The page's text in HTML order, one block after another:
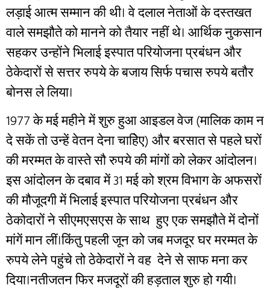
लड़ाई आत्म सम्मान की थी। वे दलाल नेताओं के दस्तखत
वाले समझौते को मानने को तैयार नहीं थे। आर्थिक नुकसान
सहकर उन्होंने भिलाई इस्पात परियोजना प्रबंधन और
ठेकेदारों से सत्तर रुपये के बजाय सिर्फ पचास रुपये बतौर
बोनस ले लिया।
1977 के मई महीने में शुरु हुआ आइडल वेज (मालिक काम न
दे सकें तो उन्हें वेतन देना चाहिेए) और बरसात से पहले घरों
की मरम्मत के वास्ते सौ रुपये की मांगों को लेकर आंदोलन।
इस आंदोलन के दबाव में 31 मई को श्रम विभाग के अफसरों
की मौजूदगी में भिलाई इस्पात परियोजना प्रबंधन और
ठेकोदारों ने सीएमएसएस के साथ हुए एक समझौते में दोनों
मांगें मान लीं।किंतु पहली जून को जब मजदूर घर मरम्मत के
रुपये लेने पहुंचे तो ठेकेदारों ने वह देने से साफ मना कर
दिया।नतीजतन फिर मजदूरों की हड़ताल शुरु हो गयी।